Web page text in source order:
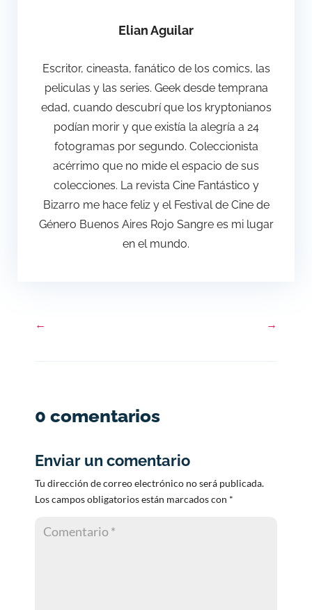
Elian Aguilar
Escritor, cineasta, fanático de los comics, las
peliculas y las series. Geek desde temprana
edad, cuando descubrí que los kryptonianos
podían morir y que existía la alegría a 24
fotogramas por segundo. Coleccionista
acérrimo que no mide el espacio de sus
colecciones. La revista Cine Fantástico y
Bizarro me hace feliz y el Festival de Cine de
Género Buenos Aires Rojo Sangre es mi lugar
en el mundo.
← →
0 comentarios
Enviar un comentario
Tu dirección de correo electrónico no será publicada.
Los campos obligatorios están marcados con *